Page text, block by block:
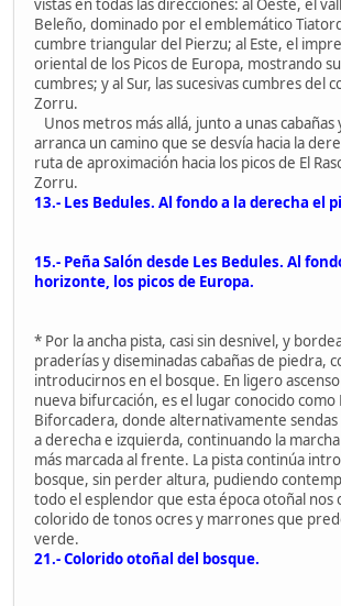
vistas en todas las direcciones: al Oeste, el
Beleño, dominado por el emblemático
cumbre triangular del Pierzu; al Este, el
oriental de los Picos de Europa, mostrando
cumbres; y al Sur, las sucesivas cumbres del
Zorru.
Unos metros más allá, junto a unas
arranca un camino que se desvía hacia la
ruta de aproximación hacia los picos de El
Zorru.
13.- Les Bedules. Al fondo a la derecha el
15.- Peña Salón desde Les Bedules. Al
horizonte, los picos de Europa.
* Por la ancha pista, casi sin desnivel, y
praderías y diseminadas cabañas de piedra,
introducirnos en el bosque. En ligero
nueva bifurcación, es el lugar conocido como
Biforcadera, donde alternativamente sendas
a derecha e izquierda, continuando la
más marcada al frente. La pista continúa
bosque, sin perder altura, pudiendo
todo el esplendor que esta época otoñal nos
colorido de tonos ocres y marrones que
verde.
21.- Colorido otoñal del bosque.